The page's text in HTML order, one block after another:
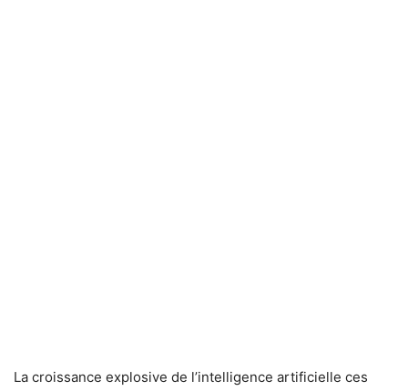
La croissance explosive de l’intelligence artificielle ces